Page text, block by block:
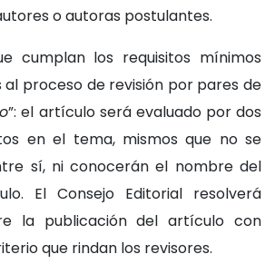
o autoras postulantes.
cumplan los requisitos mínimos
proceso de revisión por pares de
”: el artículo será evaluado por dos
en el tema, mismos que no se
sí, ni conocerán el nombre del
El Consejo Editorial resolverá
la publicación del artículo con
que rindan los revisores.